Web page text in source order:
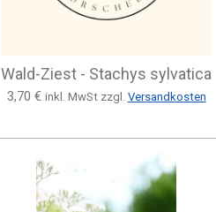
Wald-Ziest - Stachys sylvatica
3,70 € inkl. MwSt zzgl. Versandkosten